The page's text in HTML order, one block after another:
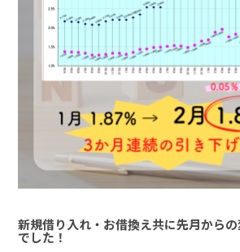
新規借り入れ・お借換え共に先月から
でした！